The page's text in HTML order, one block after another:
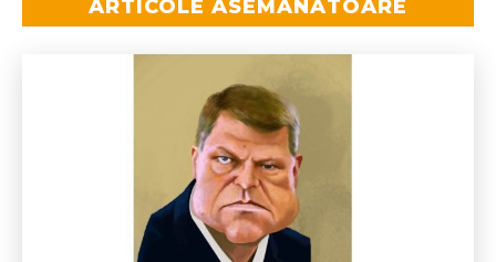
ARTICOLE ASEMĂNĂTOARE